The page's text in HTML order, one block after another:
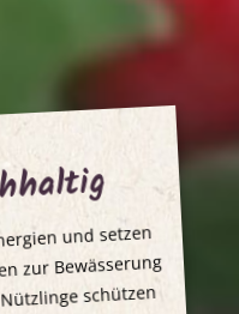
und setzen
zur Bewässerung
schützen